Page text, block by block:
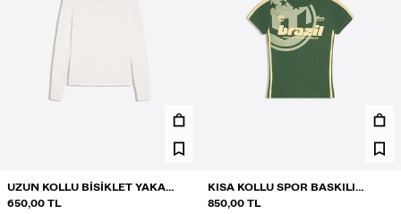
UZUN KOLLU BISIKLET YAKA
TIŞÖRT
650,00 TL
KISA KOLLU SPOR BASKILI
TIŞÖRT
850,00 TL